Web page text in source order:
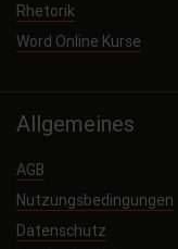
Rhetorik
Word Online Kurse
Allgemeines
AGB
Nutzungsbedingungen
Datenschutz